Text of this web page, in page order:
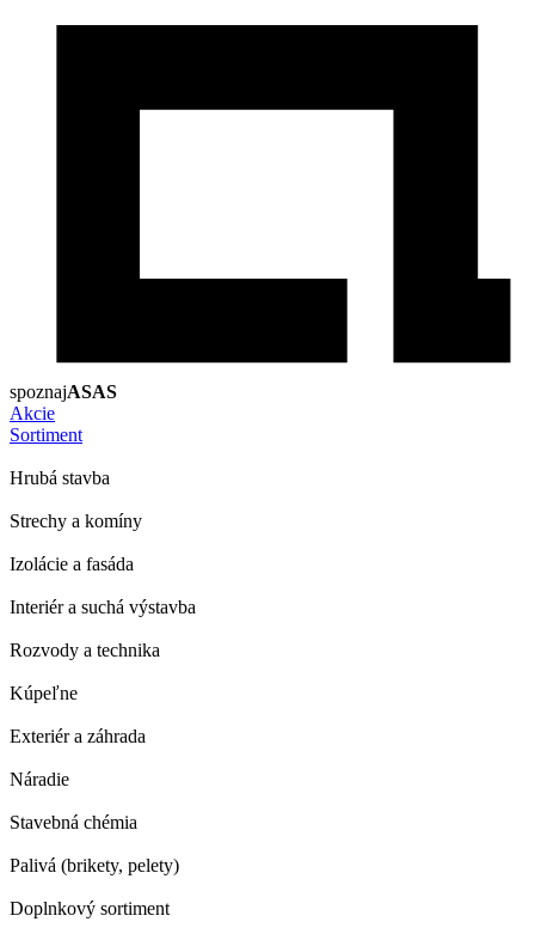
spoznajASAS
Akcie
Sortiment
Hrubá stavba
Strechy a komíny
Izolácie a fasáda
Interiér a suchá výstavba
Rozvody a technika
Kúpeľne
Exteriér a záhrada
Náradie
Stavebná chémia
Palivá (brikety, pelety)
Doplnkový sortiment